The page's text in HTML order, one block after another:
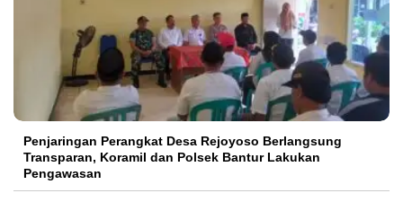
Penjaringan Perangkat Desa Rejoyoso Berlangsung
Transparan, Koramil dan Polsek Bantur Lakukan
Pengawasan